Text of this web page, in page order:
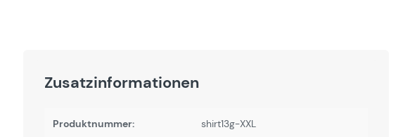
Zusatzinformationen
Produktnummer: shirt13g-XXL